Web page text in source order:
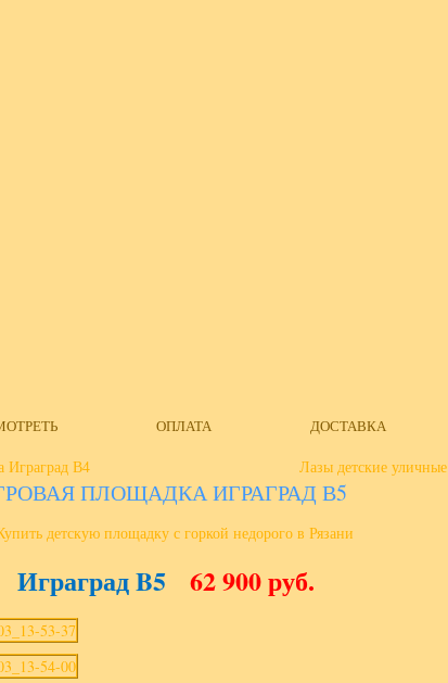
ОПЛАТА ДОСТАВКА
Играград В4 Лазы детские уличные
ПЛОЩАДКА ИГРАГРАД В5
Играград B5 62 900 руб.